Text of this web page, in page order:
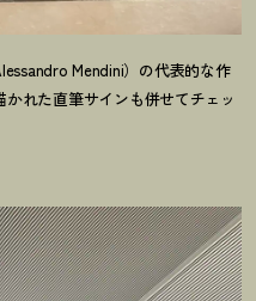
Mendini）の代表的な作
れた直筆サインも併せてチェッ